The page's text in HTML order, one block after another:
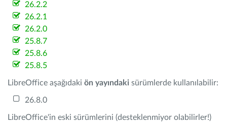
26.2.2
26.2.1
26.2.0
25.8.7
25.8.6
25.8.5
LibreOffice aşağıdaki ön yayındaki sürümlerde kullanılabilir:
26.8.0
LibreOffice'in eski sürümlerini (desteklenmiyor olabilirler!)